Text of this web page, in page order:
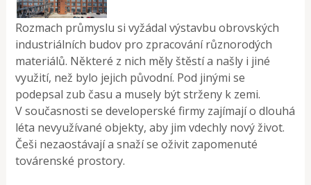
Rozmach průmyslu si vyžádal výstavbu obrovských
industriálních budov pro zpracování různorodých
materiálů. Některé z nich měly štěstí a našly i jiné
využití, než bylo jejich původní. Pod jinými se
podepsal zub času a musely být strženy k zemi.
V současnosti se developerské firmy zajímají o dlouhá
léta nevyužívané objekty, aby jim vdechly nový život.
Češi nezaostávají a snaží se oživit zapomenuté
továrenské prostory.